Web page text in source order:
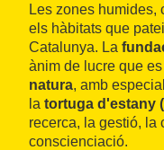
Les zones humides,
els hàbitats que
Catalunya. La
ànim de lucre que
natura, amb
la tortuga d'estany (
recerca, la gestió, la
conscienciació.